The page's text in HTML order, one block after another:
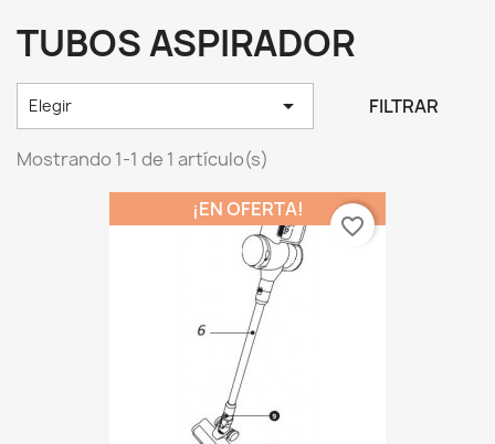
TUBOS ASPIRADOR
Elegir  FILTRAR
Mostrando 1-1 de 1 artículo(s)
¡EN OFERTA!
favorite_border